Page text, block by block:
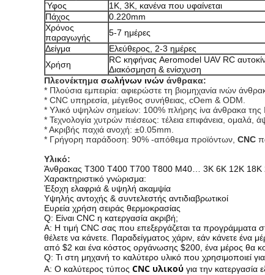
Ύφος
1K, 3K, κανένα που υφαίνεται
Πάχος
0.220mm
Χρόνος
παραγωγής
5-7 ημέρες
Δείγμα
Ελεύθερος, 2-3 ημέρες
Χρήση
RC κηφήνας Aeromodel UAV RC
Διακόσμηση & ενίσχυση
Πλεονέκτημα σωλήνων ινών άνθρακα:
* Πλούσια εμπειρία: αφιερώστε τη βιομηχανία ινών
* CNC υπηρεσία, μέγεθος συνήθειας, cOem & ODM.
* Υλικό υψηλών σημείων: 100% πλήρης ίνα άνθρακα της
* Τεχνολογία χυτρών πιέσεως: τέλεια επιφάνεια, ομαλά,
* Ακριβής παχιά ανοχή: ±0.05mm.
* Γρήγορη παράδοση: 90% -απόθεμα προϊόντων, CNC
Υλικό:
Άνθρακας T300 T400 T700 T800 M40… 3K 6K 12K 18K
Χαρακτηριστικό γνώρισμα:
Έξοχη ελαφριά & υψηλή ακαμψία
Υψηλής αντοχής & συντελεστής αντιδιαβρωτικοί
Ευρεία χρήση σειράς θερμοκρασίας
Q: Είναι CNC η κατεργασία ακριβή;
Α: Η τιμή CNC σας που επεξεργάζεται τα προγράμματα
θέλετε να κάνετε. Παραδείγματος χάριν, εάν κάνετε ένα
από $2 και ένα κόστος οργάνωσης $200, ένα μέρος θα
Q: Τι στη μηχανή το καλύτερο υλικό που χρησιμοποιεί
Α: Ο καλύτερος τύπος CNC υλικού για την κατεργασία